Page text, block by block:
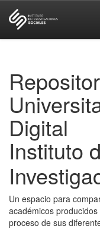
Digital
Instituto
Un espacio para
académicos
proceso de sus